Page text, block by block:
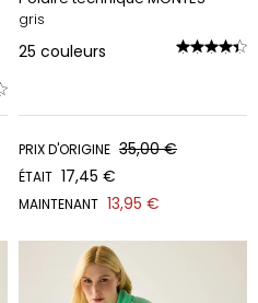
gris
25 couleurs
PRIX D'ORIGINE 35,00 €
ÉTAIT 17,45 €
MAINTENANT 13,95 €